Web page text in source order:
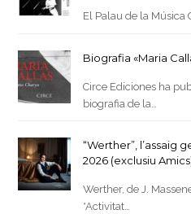
El Palau de la Música
Biografia «Maria
Circe Ediciones ha
biografia de la…
“Werther”, l’assaig
2026 (exclusiu
Werther, de J.
*Activitat…